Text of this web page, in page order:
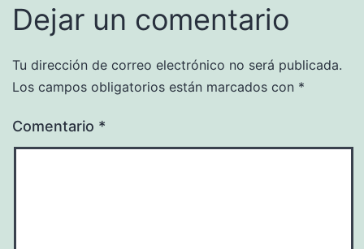
Dejar un comentario
Tu dirección de correo electrónico no será publicada.
Los campos obligatorios están marcados con *
Comentario *